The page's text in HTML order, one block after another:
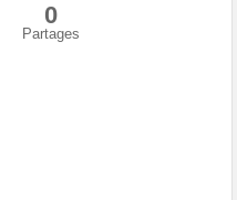
0
Partages